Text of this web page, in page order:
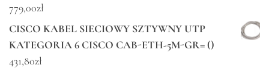
779,00zł
CISCO KABEL SIECIOWY SZTYWNY UTP
KATEGORIA 6 CISCO CAB-ETH-5M-GR= ()
431,80zł